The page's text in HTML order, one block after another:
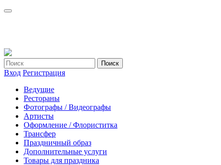
Вход Регистрация
Ведущие
Рестораны
Фотографы / Видеографы
Артисты
Оформление / Флориститка
Трансфер
Праздничный образ
Дополнительные услуги
Товары для праздника